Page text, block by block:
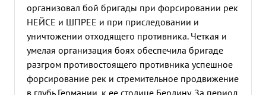
организовал бой бригады при форсировании рек
НЕЙСЕ и ШПРЕЕ и при приследовании и
уничтожении отходящего противника. Четкая и
умелая организация боях обеспечила бригаде
разгром противостоящего противника успешное
форсирование рек и стремительное продвижение
в глубь Германии, к ее столице Берлину. За период